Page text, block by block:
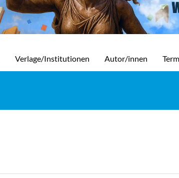
Verlage/Institutionen Autor/innen